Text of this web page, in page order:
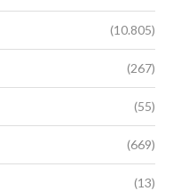
(10.805)
(267)
(55)
(669)
(13)